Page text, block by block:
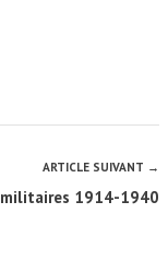
ARTICLE SUIVANT →
1914-1940